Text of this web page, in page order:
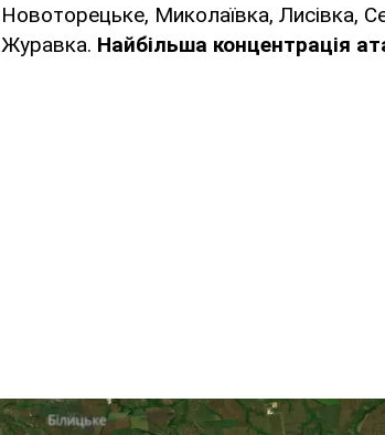
Новоторецьке, Миколаївка, Лисівка,
Журавка. Найбільша концентрація